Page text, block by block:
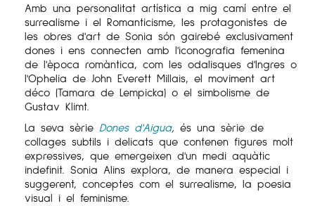
Amb una personalitat artística a mig camí entre el
surrealisme i el Romanticisme, les protagonistes de
les obres d'art de Sonia són gairebé exclusivament
dones i ens connecten amb l'iconografia femenina
de l'època romàntica, com les odalisques d'Ingres o
l'Ophelia de John Everett Millais, el moviment art
déco (Tamara de Lempicka) o el simbolisme de
Gustav Klimt.
La seva sèrie Dones d'Aigua, és una sèrie de
collages subtils i delicats que contenen figures molt
expressives, que emergeixen d'un medi aquàtic
indefinit. Sonia Alins explora, de manera especial i
suggerent, conceptes com el surrealisme, la poesia
visual i el feminisme.